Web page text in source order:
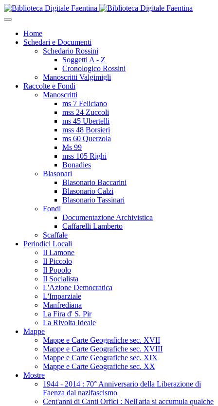
Home
Schedari e Documenti
Schedario Rossini
Soggetti A - Z
Cronologico Rossini
Manoscritti Valgimigli
Raccolte e Fondi
Manoscritti
ms 7 Feliciano
mss 24 Zuccoli
ms 45 Ubertelli
mss 48 Borsieri
ms 60 Querzola
Ms 99
mss 105 Righi
Bonadies
Blasonari
Blasonario Baccarini
Blasonario Calzi
Blasonario Tassinari
Fondi
Documentazione Archivistica
Caffarelli Lamberto
Scaffale
Periodici Locali
Il Lamone
Il Piccolo
Il Popolo
Il Socialista
L'Azione Democratica
L'Imparziale
Manfrediana
La Fira d' S. Pir
La Rivolta Ideale
Mappe
Mappe e Carte Geografiche sec. XVII
Mappe e Carte Geografiche sec. XVIII
Mappe e Carte Geografiche sec. XIX
Mappe e Carte Geografiche sec. XX
Mostre
1944 - 2014 : 70° Anniversario della Liberazione di
Faenza dal nazifascismo
Cent'anni di Canti Orfici : Nell'aria si accumula qualche